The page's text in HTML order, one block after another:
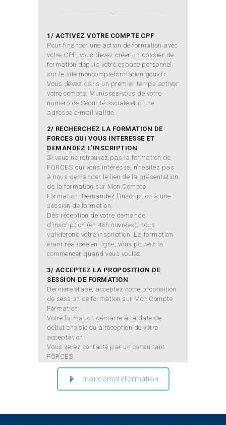
1/ ACTIVEZ VOTRE COMPTE CPF
Pour financer une action de formation avec
votre CPF, vous devez créer un dossier de
formation depuis votre espace personnel
sur le site moncompteformation.gouv.fr.
Vous devez dans un premier temps activer
votre compte. Munissez-vous de votre
numéro de Sécurité sociale et d’une
adresse e-mail valide.
2/ RECHERCHEZ LA FORMATION DE
FORCES QUI VOUS INTERESSE ET
DEMANDEZ L’INSCRIPTION
Si vous ne retrouvez pas la formation de
FORCES qui vous intéresse, n’hésitez pas
à nous demander le lien de la présentation
de la formation sur Mon Compte
Formation. Demandez l’inscription à une
session de formation.
Dès réception de votre demande
d’inscription (en 48h ouvrées), nous
validerons votre inscription. La formation
étant réalisée en ligne, vous pouvez la
commencer quand vous voulez.
3/ ACCEPTEZ LA PROPOSITION DE
SESSION DE FORMATION
Dernière étape, acceptez notre proposition
de session de formation sur Mon Compte
Formation.
Votre formation démarre à la date de
début choisie ou à réception de votre
acceptation.
Vous serez contacté par un consultant
FORCES.
moncompteformation